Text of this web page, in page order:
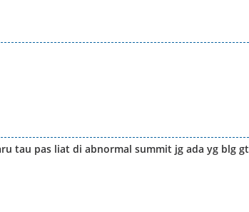
tau pas liat di abnormal summit jg ada yg blg